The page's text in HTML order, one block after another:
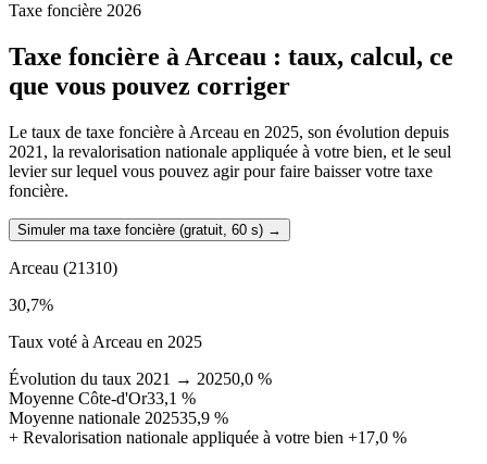
Taxe foncière 2026
Taxe foncière àArceau : taux, calcul, ce
que vous pouvez corriger
Le taux de taxe foncière à Arceau en 2025, son évolution depuis
2021, la revalorisation nationale appliquée à votre bien, et le seul
levier sur lequel vous pouvez agir pour faire baisser votre taxe
foncière.
Simuler ma taxe foncière (gratuit, 60 s) →
Arceau (21310)
30,7%
Taux voté à Arceau en 2025
Évolution du taux 2021 → 20250,0 %
Moyenne Côte-d'Or33,1 %
Moyenne nationale 202535,9 %
+ Revalorisation nationale appliquée à votre bien +17,0 %